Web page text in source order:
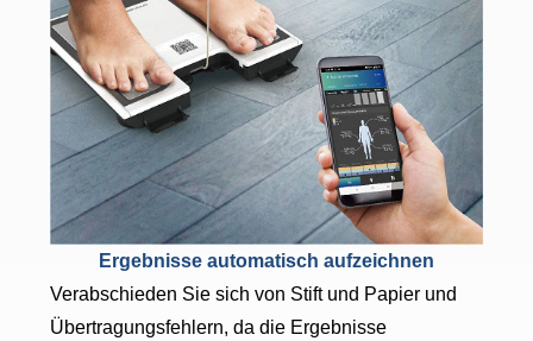
Ergebnisse automatisch aufzeichnen
Verabschieden Sie sich von Stift und Papier und
Übertragungsfehlern, da die Ergebnisse